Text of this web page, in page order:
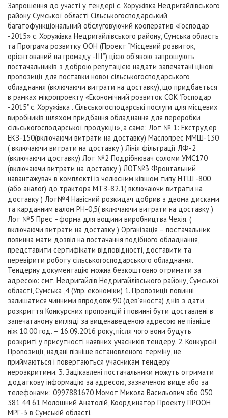
Запрошення до участі у тендері с. Хоружівка Недригайлівського
району Сумської області Сільськогосподарський
багатофункціональний обслуговуючий кооператив «Господар
-2015» с. Хоружівка Недригайлівського району, Сумська область
та Програма розвитку ООН (Проект “Місцевий розвиток,
орієнтований на громаду -ІІІ”) цією об’явою запрошують
постачальників з доброю репутацією надати запечатані цінові
пропозиції для поставки нової сільськогосподарського
обладнання (включаючи витрати на доставку), що придбається
в рамках мікропроекту «Економічний розвиток СОК "Господар
-2015" с. Хоружівка . Сільськогосподарські послуги для місцевих
виробників шляхом придбання обладнання для переробки
сільськогосподарської продукції», а саме: Лот № 1: Екструдер
ЕКЗ-150(включаючи витрати на доставку) Маслопрес ММШ-130
( включаючи витрати на доставку ) Лінія фільтрації ЛФ-2
(включаючи доставку) Лот №2 Подрібнювач соломи УМС170
(включаючи витрати на доставку ) ЛОТ№3 Фронтальний
навантажувач в комплекті із челюсним ківшом типу НТШ -800
(або аналог) до трактора МТЗ-82.1( включаючи витрати на
доставку ) Лот№4 Навісний розкидач добрив з двома дисками
та карданним валом РН-0,5( включаючи витрати на доставку )
Лот №5 Прес –форма для вощини виробництва Чехія. (
включаючи витрати на доставку ) Організація – постачальник
повинна мати дозвіл на постачання подібного обладнання,
представити сертифікати відповідності, доставити та
перевірити роботу сільськогосподарського обладнання.
Тендерну документацію можна безкоштовно отримати за
адресою: смт. Недригайлів Недригайлівського району, Сумської
області, Сумська ,4 (Упр. економіки) 1. Пропозиції повинні
залишатися чинними впродовж 90 (дев’яноста) днів з дати
розкриття Конкурсних пропозицій і повинні бути доставлені в
запечатаному вигляді за вищенаведеною адресою не пізніше
ніж 10.00 год. – 16.09.2016 року, після чого вони будуть
розкриті у присутності наявних учасників тендеру. 2. Конкурсні
Пропозиції, надані пізніше встановленого терміну, не
приймаються і повертаються учасникам тендеру
нерозкритими. 3. Зацікавлені постачальники можуть отримати
додаткову інформацію за адресою, зазначеною вище або за
телефонами: 0997881670 Момот Микола Васильович або 050
381 44 61 Молошний Анатолій, Координатор Проекту ПРООН
МРГ-3 в Сумській області.